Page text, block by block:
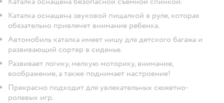
Каталка оснащена звуковой пищалкой в руле, которая
обязательно привлечет внимание ребенка.
Автомобиль каталка имеет нишу для детского багажа и
развивающий сортер в сиденье.
Развивает логику, мелкую моторику, внимание,
воображение, а также поднимает настроение!
Прекрасно подходит для увлекательных сюжетно-
ролевых игр.